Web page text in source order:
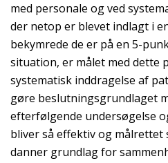
med personale og ved
der netop er blevet indlagt i
bekymrede de er på en 5-
situation, er målet med dette
systematisk inddragelse af
gøre beslutningsgrundlaget
efterfølgende undersøgelse
bliver så effektiv og målrettet
danner grundlag for